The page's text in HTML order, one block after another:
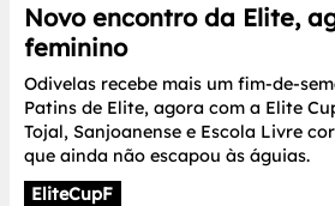
Novo encontro da Elite,
feminino
Odivelas recebe mais um fim-de-
Patins de Elite, agora com a Elite
Tojal, Sanjoanense e Escola Livre
que ainda não escapou às águias.
EliteCupF